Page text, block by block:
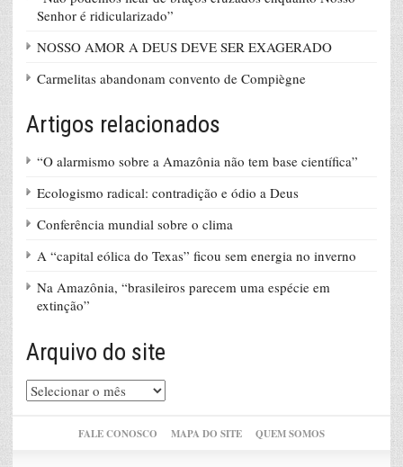
Senhor é ridicularizado”
NOSSO AMOR A DEUS DEVE SER EXAGERADO
Carmelitas abandonam convento de Compiègne
Artigos relacionados
“O alarmismo sobre a Amazônia não tem base científica”
Ecologismo radical: contradição e ódio a Deus
Conferência mundial sobre o clima
A “capital eólica do Texas” ficou sem energia no inverno
Na Amazônia, “brasileiros parecem uma espécie em
extinção”
Arquivo do site
Arquivo
do
FALE CONOSCO MAPA DO SITE QUEM SOMOS